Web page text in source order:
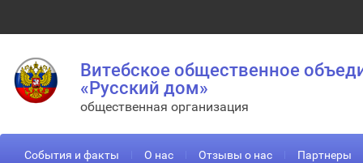
Витебское общественное
«Русский дом»
общественная организация
События и факты О нас Отзывы о нас Партнеры